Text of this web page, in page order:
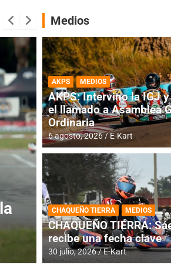
DESTACADA INFORME CENTRAL
RMC BUENOS
histórica en
4 agosto, 2026 E-Kart
Medios
AKPS MEDIOS
AKPS: Intervino la IGJ
el llamado a Asamblea
Ordinaria
6 agosto, 2026 E-Kart
CHAQUEÑO TIERRA MEDIOS
CHAQUEÑO TIERRA:
recibe una fecha clave
30 julio, 2026 E-Kart